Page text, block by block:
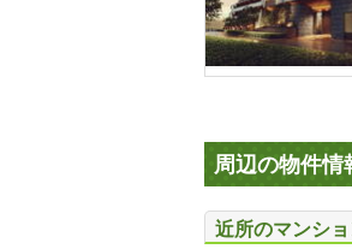
周辺の物件情
近所のマンシ